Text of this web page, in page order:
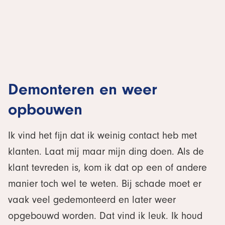
Demonteren en weer
opbouwen
Ik vind het fijn dat ik weinig contact heb met
klanten. Laat mij maar mijn ding doen. Als de
klant tevreden is, kom ik dat op een of andere
manier toch wel te weten. Bij schade moet er
vaak veel gedemonteerd en later weer
opgebouwd worden. Dat vind ik leuk. Ik houd